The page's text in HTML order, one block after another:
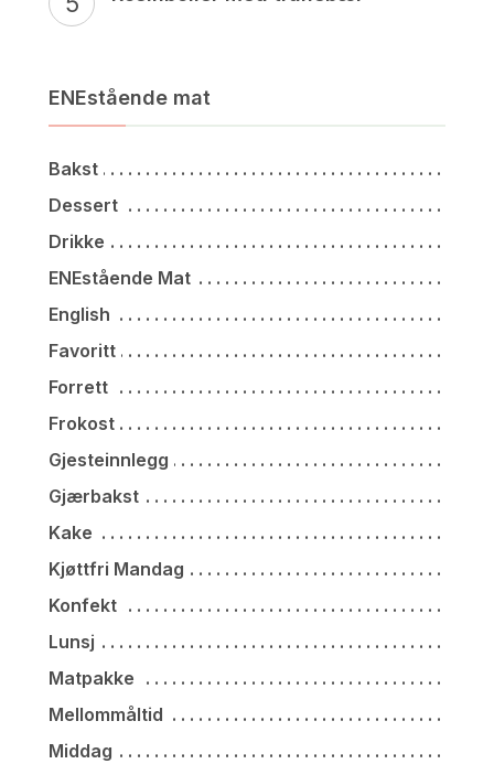
ENEstående mat
Bakst
Dessert
Drikke
ENEstående Mat
English
Favoritt
Forrett
Frokost
Gjesteinnlegg
Gjærbakst
Kake
Kjøttfri Mandag
Konfekt
Lunsj
Matpakke
Mellommåltid
Middag